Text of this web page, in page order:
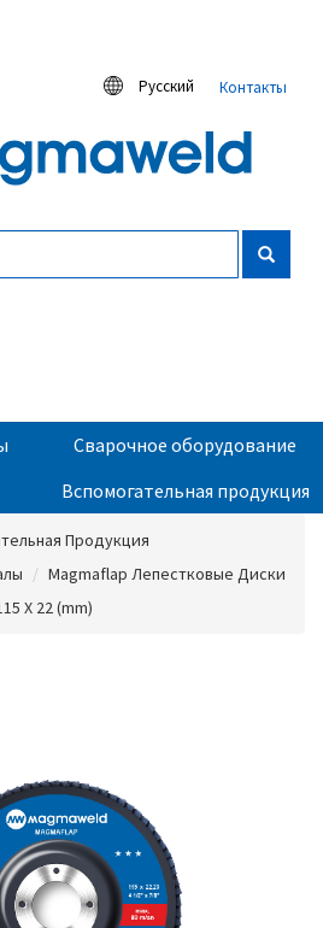
Русский Контакты
Сварочное оборудование
Вспомогательная продукция
Продукция
Magmaflap Лепестковые Диски
X 22 (mm)